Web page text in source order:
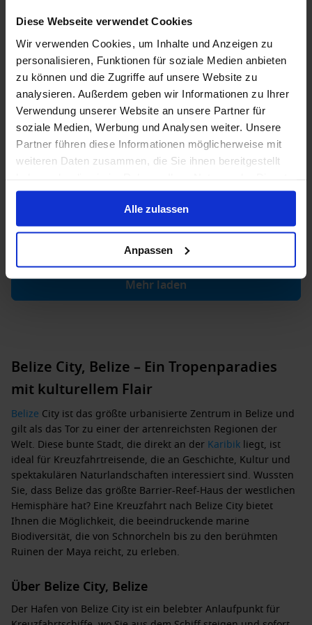
Diese Webseite verwendet Cookies
Wir verwenden Cookies, um Inhalte und Anzeigen zu
personalisieren, Funktionen für soziale Medien anbieten
zu können und die Zugriffe auf unsere Website zu
analysieren. Außerdem geben wir Informationen zu Ihrer
Verwendung unserer Website an unsere Partner für
soziale Medien, Werbung und Analysen weiter. Unsere
Partner führen diese Informationen möglicherweise mit
weiteren Daten zusammen, die Sie ihnen bereitgestellt
gesammelt haben.
Alle zulassen
Anpassen
Mittelamerika ab Miami auf der MSC Poesia
Ab / An Miami, Florida, USA
MSC Poesia
Vollpension Trinkgelder
Bis zu 199 € Bordguthaben
2.929 €p. P.
Außenkabineab
3.284 €p. P. 3.567 €p. P.
Mehr laden
Belize City, Belize – Ein Tropenparadies
mit kulturellem Flair
Belize City ist das größte urbanisierte Zentrum in Belize und
gilt als das Tor zu einer der artenreichsten Regionen der
Welt. Diese bunte Stadt, die direkt an der Karibik liegt, ist
ideal für Kreuzfahrtreisende, die an Geschichte, Kultur und
spektakulären Naturlandschaften interessiert sind. Wussten
Sie, dass Belize das größte Barrier-Reef-Haus der westlichen
Hemisphäre hat? Eine Kreuzfahrt nach Belize City bietet
Ihnen die Möglichkeit, die beeindruckende marine
Biodiversität, die von Schnorcheln bis zu den berühmten
Ruinen der Maya reicht, zu erleben.
Über Belize City, Belize
Der Hafen von Belize City ist ein belebter Anlaufpunkt für